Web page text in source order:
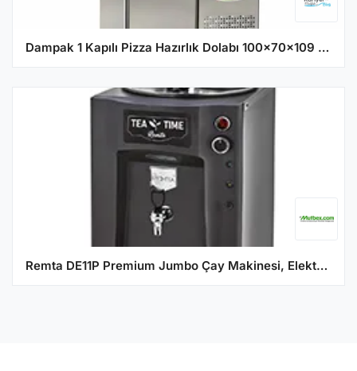
Dampak 1 Kapılı Pizza Hazırlık Dolabı 100x70x109 22TBF1S-PA70
Remta DE11P Premium Jumbo Çay Makinesi, Elektrikli, 3 Demlikli, 23 Litre Kapasiteli , Siyah